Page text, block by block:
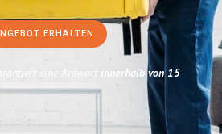
ERHALTEN
eine Antwort innerhalb von 15